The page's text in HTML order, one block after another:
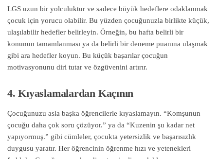
LGS uzun bir yolculuktur ve sadece büyük hedeflere odaklanmak
çocuk için yorucu olabilir. Bu yüzden çocuğunuzla birlikte küçük,
ulaşılabilir hedefler belirleyin. Örneğin, bu hafta belirli bir
konunun tamamlanması ya da belirli bir deneme puanına ulaşmak
gibi ara hedefler koyun. Bu küçük başarılar çocuğun
motivasyonunu diri tutar ve özgüvenini artırır.
4. Kıyaslamalardan Kaçının
Çocuğunuzu asla başka öğrencilerle kıyaslamayın. “Komşunun
çocuğu daha çok soru çözüyor.” ya da “Kuzenin şu kadar net
yapıyormuş.” gibi cümleler, çocukta yetersizlik ve başarısızlık
duygusu yaratır. Her öğrencinin öğrenme hızı ve yetenekleri